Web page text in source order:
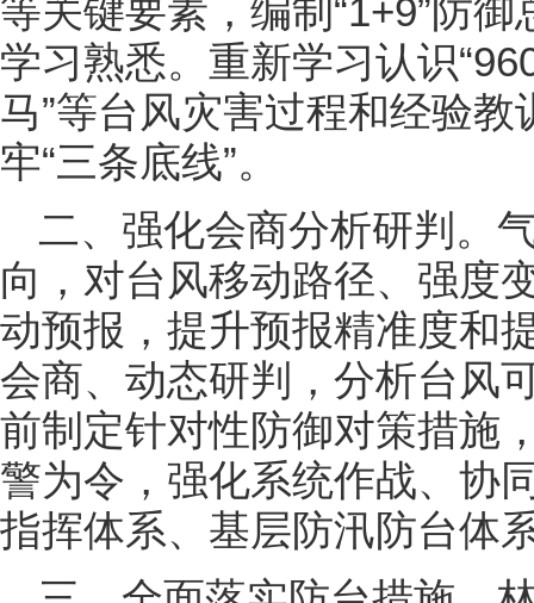
等关键要素，编制“1+9”防
学习熟悉。重新学习认识
马”等台风灾害过程和经验教
牢“三条底线”。
二、强化会商分析研判。
向，对台风移动路径、强度
动预报，提升预报精准度和
会商、动态研判，分析台风
前制定针对性防御对策措施
警为令，强化系统作战、协
指挥体系、基层防汛防台体